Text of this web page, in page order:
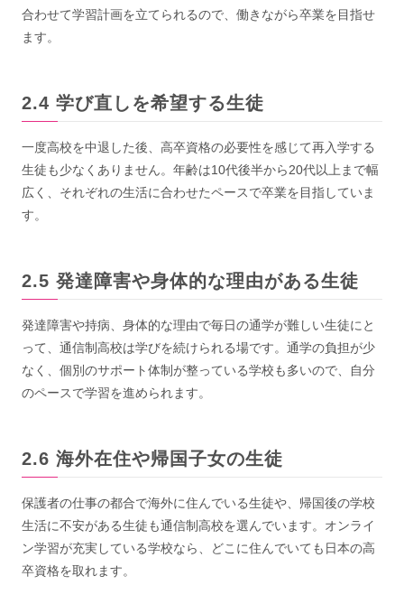
合わせて学習計画を立てられるので、働きながら卒業を目指せ
ます。
学び直しを希望する生徒
一度高校を中退した後、高卒資格の必要性を感じて再入学する
生徒も少なくありません。年齢は10代後半から20代以上まで幅
広く、それぞれの生活に合わせたペースで卒業を目指していま
す。
発達障害や身体的な理由がある生徒
発達障害や持病、身体的な理由で毎日の通学が難しい生徒にと
って、通信制高校は学びを続けられる場です。通学の負担が少
なく、個別のサポート体制が整っている学校も多いので、自分
のペースで学習を進められます。
海外在住や帰国子女の生徒
保護者の仕事の都合で海外に住んでいる生徒や、帰国後の学校
生活に不安がある生徒も通信制高校を選んでいます。オンライ
ン学習が充実している学校なら、どこに住んでいても日本の高
卒資格を取れます。